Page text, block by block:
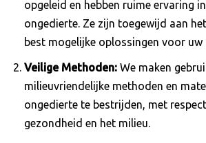
opgeleid en hebben ruime ervaring
ongedierte. Ze zijn toegewijd aan
best mogelijke oplossingen voor uw
Veilige Methoden: We maken
milieuvriendelijke methoden en
ongedierte te bestrijden, met
gezondheid en het milieu.